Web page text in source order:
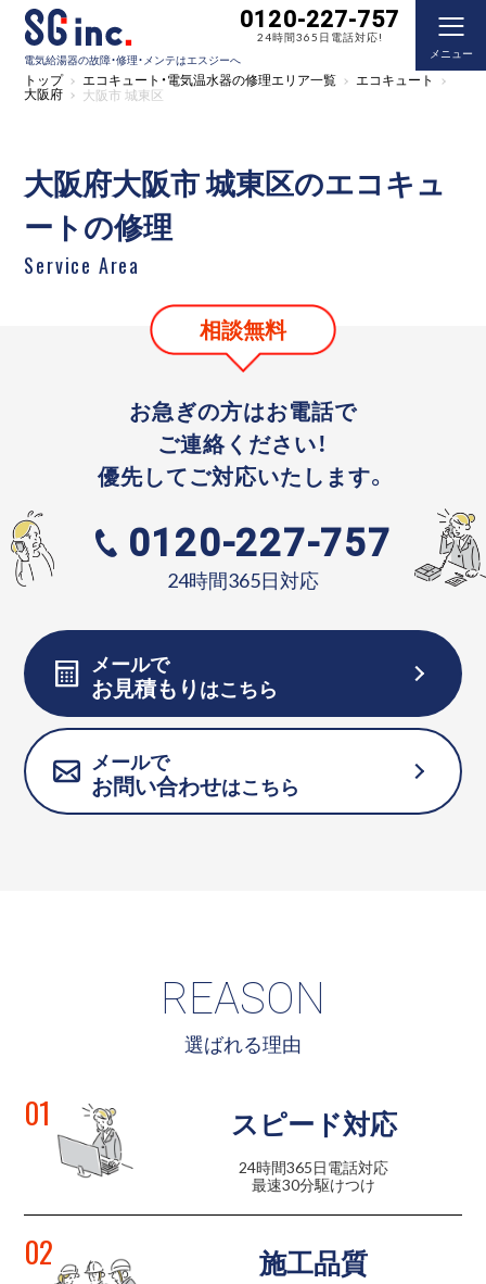
電気給湯器の故障・修理・メンテはエスジーへ
0120-227-757
24時間365日電話対応!
メニュー
トップ エコキュート・電気温水器の修理エリア一覧 エコキュート
大阪府 大阪市 城東区
大阪府大阪市 城東区のエコキュ
ートの修理
Service Area
相談無料
お急ぎの方はお電話で
ご連絡ください！
優先してご対応いたします。
0120-227-757
24時間365日対応
メールで
お見積もりはこちら
メールで
お問い合わせはこちら
REASON
選ばれる理由
01 スピード対応
24時間365日電話対応
最速30分駆けつけ
02 施工品質